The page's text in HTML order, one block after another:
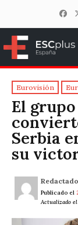
Eurovisión
El
Serbia
su
Publicado el
Actualizado el